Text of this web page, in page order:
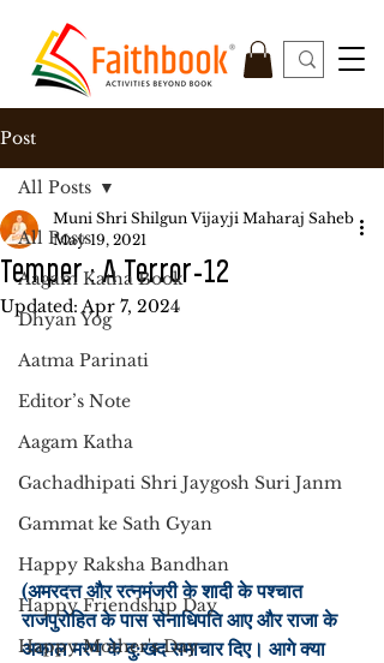
Post
All Posts
Aagam Katha Book
Dhyan Yog
Aatma Parinati
Editor’s Note
Aagam Katha
Gachadhipati Shri Jaygosh Suri Janm
Gammat ke Sath Gyan
Happy Raksha Bandhan
Happy Friendship Day
Happy Mother's Day
All Posts
Temper : A Terror-12
Muni Shri Shilgun Vijayji Maharaj Saheb
May 19, 2021
Updated: Apr 7, 2024
(अमरदत्त और रत्नमंजरी के शादी के पश्चात
राजपुरोहित के पास सेनाधिपति आए और राजा के
अकाल मरण के दु:खद समाचार दिए। आगे क्या